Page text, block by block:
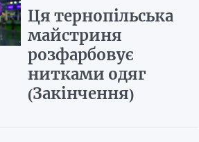
Ця тернопільська
майстриня
розфарбовує
нитками одяг
(Закінчення)